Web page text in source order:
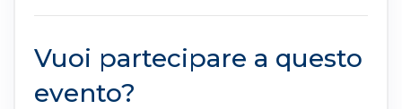
Vuoi partecipare a questo
evento?